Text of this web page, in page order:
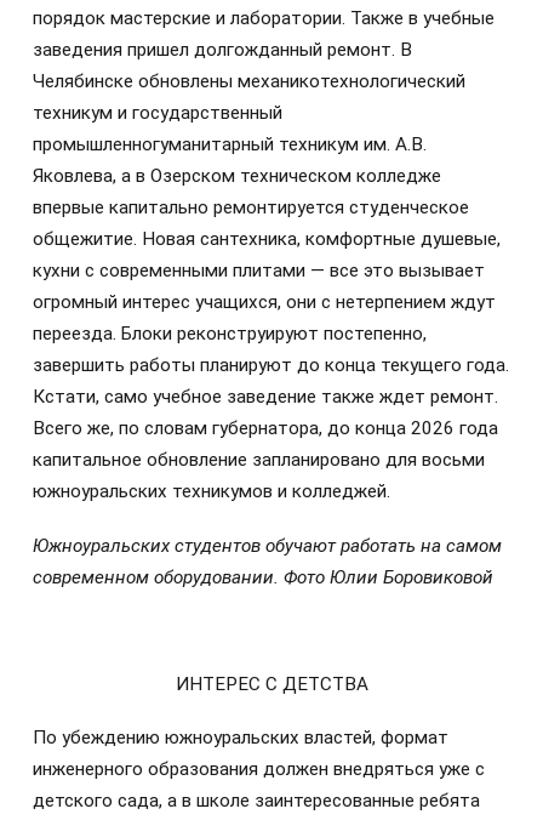
порядок мастерские и лаборатории. Также в учебные
заведения пришел долгожданный ремонт. В
Челябинске обновлены механикотехнологический
техникум и государственный
промышленногуманитарный техникум им. А.В.
Яковлева, а в Озерском техническом колледже
впервые капитально ремонтируется студенческое
общежитие. Новая сантехника, комфортные душевые,
кухни с современными плитами — все это вызывает
огромный интерес учащихся, они с нетерпением ждут
переезда. Блоки реконструируют постепенно,
завершить работы планируют до конца текущего года.
Кстати, само учебное заведение также ждет ремонт.
Всего же, по словам губернатора, до конца 2026 года
капитальное обновление запланировано для восьми
южноуральских техникумов и колледжей.
Южноуральских студентов обучают работать на самом
современном оборудовании. Фото Юлии Боровиковой
ИНТЕРЕС С ДЕТСТВА
По убеждению южноуральских властей, формат
инженерного образования должен внедряться уже с
детского сада, а в школе заинтересованные ребята